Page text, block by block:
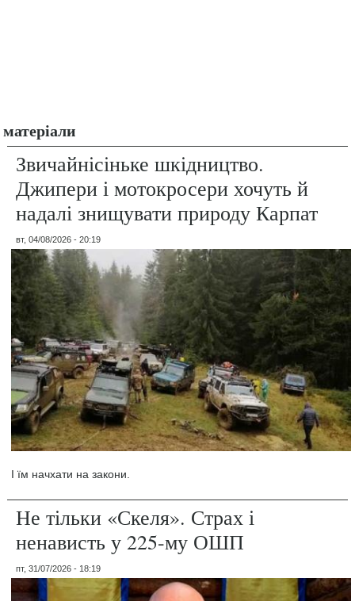
матеріали
Звичайнісіньке шкідництво.
Джипери і мотокросери хочуть й
надалі знищувати природу Карпат
вт, 04/08/2026 - 20:19
І їм начхати на закони.
Не тільки «Скеля». Страх і
ненависть у 225-му ОШП
пт, 31/07/2026 - 18:19